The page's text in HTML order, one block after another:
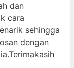
dan
cara
sehingga
dengan